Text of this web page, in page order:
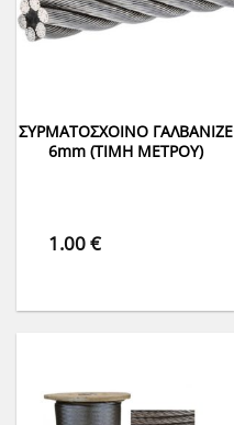
ΣΥΡΜΑΤΟΣΧΟΙΝΟ ΓΑΛΒΑΝΙΖΕ
6mm (ΤΙΜΗ ΜΕΤΡΟΥ)
1.00€